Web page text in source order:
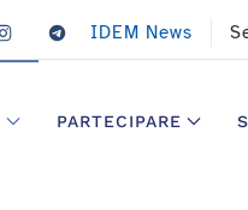
IDEM News
PARTECIPARE